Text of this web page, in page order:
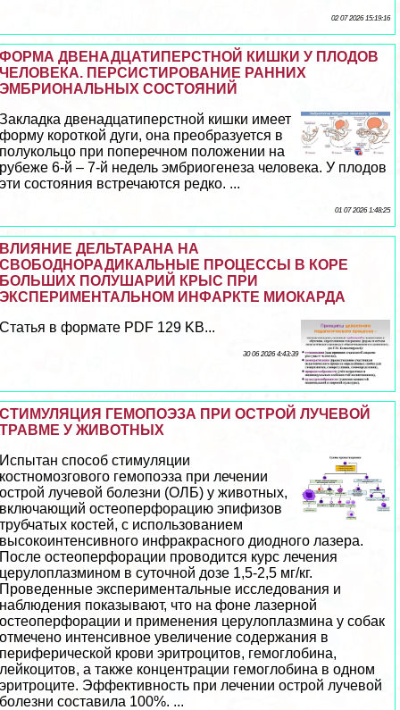
02 07 2026 15:19:16
ФОРМА ДВЕНАДЦАТИПЕРСТНОЙ КИШКИ У ПЛОДОВ
ЧЕЛОВЕКА. ПЕРСИСТИРОВАНИЕ РАННИХ
ЭМБРИОНАЛЬНЫХ СОСТОЯНИЙ
Закладка двенадцатиперстной кишки имеет
форму короткой дуги, она преобразуется в
полукольцо при поперечном положении на
рубеже 6-й – 7-й недель эмбриогенеза человека. У плодов
эти состояния встречаются редко. ...
01 07 2026 1:48:25
ВЛИЯНИЕ ДЕЛЬТАРАНА НА
СВОБОДНОРАДИКАЛЬНЫЕ ПРОЦЕССЫ В КОРЕ
БОЛЬШИХ ПОЛУШАРИЙ КРЫС ПРИ
ЭКСПЕРИМЕНТАЛЬНОМ ИНФАРКТЕ МИОКАРДА
Статья в формате PDF 129 KB...
30 06 2026 4:43:39
СТИМУЛЯЦИЯ ГЕМОПОЭЗА ПРИ ОСТРОЙ ЛУЧЕВОЙ
ТРАВМЕ У ЖИВОТНЫХ
Испытан способ стимуляции
костномозгового гемопоэза при лечении
острой лучевой болезни (ОЛБ) у животных,
включающий остеоперфорацию эпифизов
трубчатых костей, с использованием
высокоинтенсивного инфpaкрасного диодного лазера.
После остеоперфорации проводится курс лечения
церулоплазмином в суточной дозе 1,5-2,5 мг/кг.
Проведенные экспериментальные исследования и
наблюдения показывают, что на фоне лазерной
остеоперфорации и применения церулоплазмина у собак
отмечено интенсивное увеличение содержания в
периферической крови эритроцитов, гемоглобина,
лейкоцитов, а также концентрации гемоглобина в одном
эритроците. Эффективность при лечении острой лучевой
болезни составила 100%. ...